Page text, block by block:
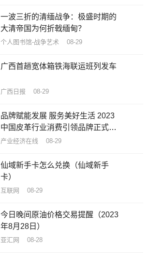
一波三折的清缅战争：极盛时期的
大清帝国为何折戟缅甸？
个人图书馆-战争艺术 08-29
广西首趟宽体箱铁海联运班列发车
广西日报 08-29
品牌赋能发展 服务美好生活 2023
中国皮革行业消费引领品牌正式推
出
产业经济在线 08-29
仙域新手卡怎么兑换（仙域新手
卡）
互联网 08-29
今日晚间原油价格交易提醒（2023
年8月28日）
亚汇网 08-28